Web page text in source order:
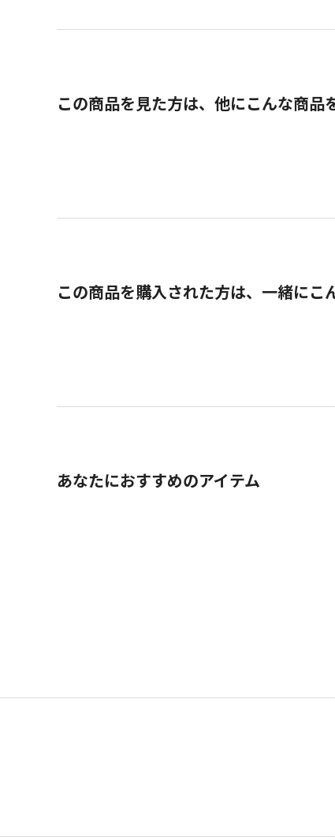
この商品を見た方は、他にこんな商品
この商品を購入された方は、一緒にこ
あなたにおすすめのアイテム